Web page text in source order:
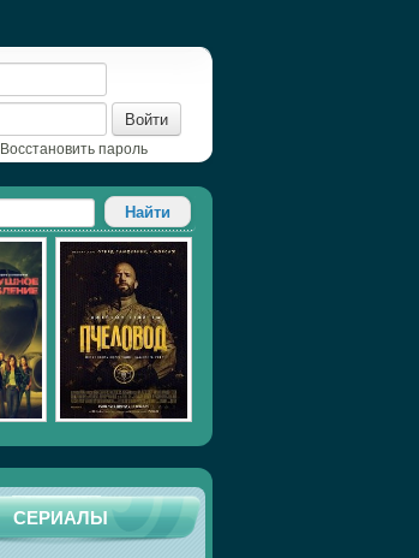
Войти
Восстановить пароль
СЕРИАЛЫ